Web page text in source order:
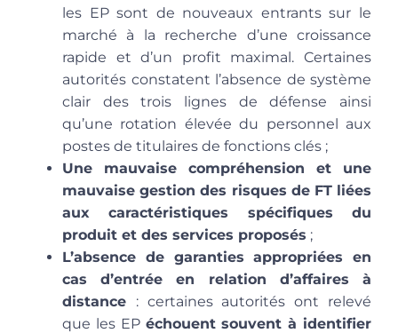
les EP sont de nouveaux entrants sur le
marché à la recherche d’une croissance
rapide et d’un profit maximal. Certaines
autorités constatent l’absence de système
clair des trois lignes de défense ainsi
qu’une rotation élevée du personnel aux
postes de titulaires de fonctions clés ;
Une mauvaise compréhension et une
mauvaise gestion des risques de FT liées
aux caractéristiques spécifiques du
produit et des services proposés ;
L’absence de garanties appropriées en
cas d’entrée en relation d’affaires à
distance : certaines autorités ont relevé
que les EP échouent souvent à identifier